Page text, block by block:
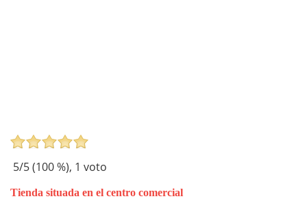
5/5 (100%), 1 voto
Tienda situada en el centro comercial